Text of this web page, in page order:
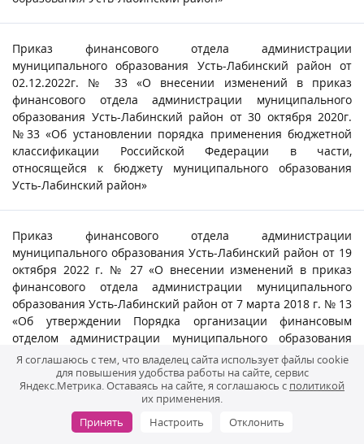
Приказ финансового отдела администрации
муниципального образования Усть-Лабинский район от
02.12.2022г. № 33 «О внесении изменений в приказ
финансового отдела администрации муниципального
образования Усть-Лабинский район от 30 октября 2020г.
№33 «Об установлении порядка применения бюджетной
классификации Российской Федерации в части,
относящейся к бюджету муниципального образования
Усть-Лабинский район»
Приказ финансового отдела администрации
муниципального образования Усть-Лабинский район от 19
октября 2022 г. № 27 «О внесении изменений в приказ
финансового отдела администрации муниципального
образования Усть-Лабинский район от 7 марта 2018 г. № 13
«Об утверждении Порядка организации финансовым
отделом администрации муниципального образования
Усть-Лабинский район исполнения, ведения учета и
осуществления хранения исполнительных документов,
решений налоговых органов и документов, связанных с их
Я соглашаюсь с тем, что владелец сайта использует файлы cookie
для повышения удобства работы на сайте, сервис
Яндекс.Метрика. Оставаясь на сайте, я соглашаюсь с политикой
их применения.
Принять
Настроить Отклонить